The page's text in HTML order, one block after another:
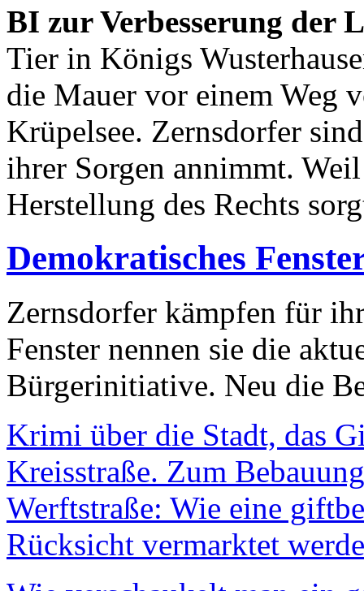
BI zur Verbesserung der
Tier in Königs
die Mauer vor einem Weg
Krüpelsee. Zernsdorfer
ihrer Sorgen annimmt.
Herstellung des Rechts
Demokratisches
Zernsdorfer kämpfen für
Fenster nennen sie die
Bürgerinitiative. Neu die
Krimi über die Stadt, das
Kreisstraße. Zum
Werftstraße: Wie eine
Rücksicht vermarktet